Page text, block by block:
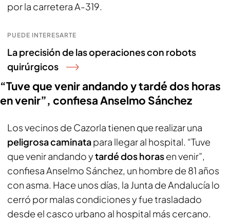
por la carretera A-319.
PUEDE INTERESARTE
La precisión de las operaciones con robots
quirúrgicos
“Tuve que venir andando y tardé dos horas
en venir”, confiesa Anselmo Sánchez
Los vecinos de Cazorla tienen que realizar una
peligrosa caminatapara llegar al hospital. “Tuve
que venir andando ytardé dos horasen venir”,
confiesa Anselmo Sánchez, un hombre de 81 años
con asma. Hace unos días, la Junta de Andalucía lo
cerró por malas condiciones y fue trasladado
desde el casco urbano al hospital más cercano.